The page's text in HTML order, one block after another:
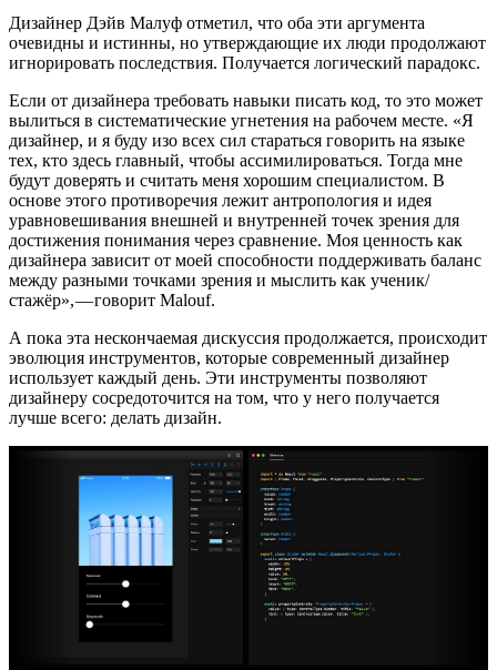
Дизайнер Дэйв Малуф отметил, что оба эти аргумента
очевидны и истинны, но утверждающие их люди продолжают
игнорировать последствия. Получается логический парадокс.
Если от дизайнера требовать навыки писать код, то это может
вылиться в систематические угнетения на рабочем месте. «Я
дизайнер, и я буду изо всех сил стараться говорить на языке
тех, кто здесь главный, чтобы ассимилироваться. Тогда мне
будут доверять и считать меня хорошим специалистом. В
основе этого противоречия лежит антропология и идея
уравновешивания внешней и внутренней точек зрения для
достижения понимания через сравнение. Моя ценность как
дизайнера зависит от моей способности поддерживать баланс
между разными точками зрения и мыслить как ученик/
стажёр», — говорит Malouf.
А пока эта нескончаемая дискуссия продолжается, происходит
эволюция инструментов, которые современный дизайнер
использует каждый день. Эти инструменты позволяют
дизайнеру сосредоточится на том, что у него получается
лучше всего: делать дизайн.